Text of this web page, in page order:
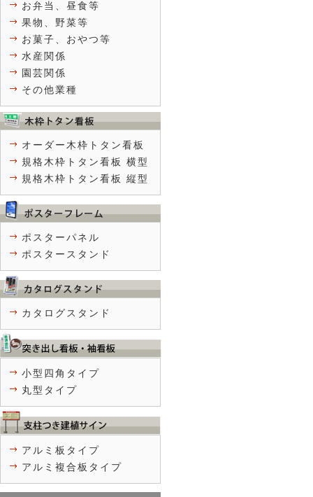
お弁当、昼食等
果物、野菜等
お菓子、おやつ等
水産関係
園芸関係
その他業種
オーダー木枠トタン看板
規格木枠トタン看板 横型
規格木枠トタン看板 縦型
ポスターパネル
ポスタースタンド
カタログスタンド
小型四角タイプ
丸型タイプ
アルミ板タイプ
アルミ複合板タイプ